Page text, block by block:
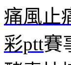
痛風止
彩ptt賽